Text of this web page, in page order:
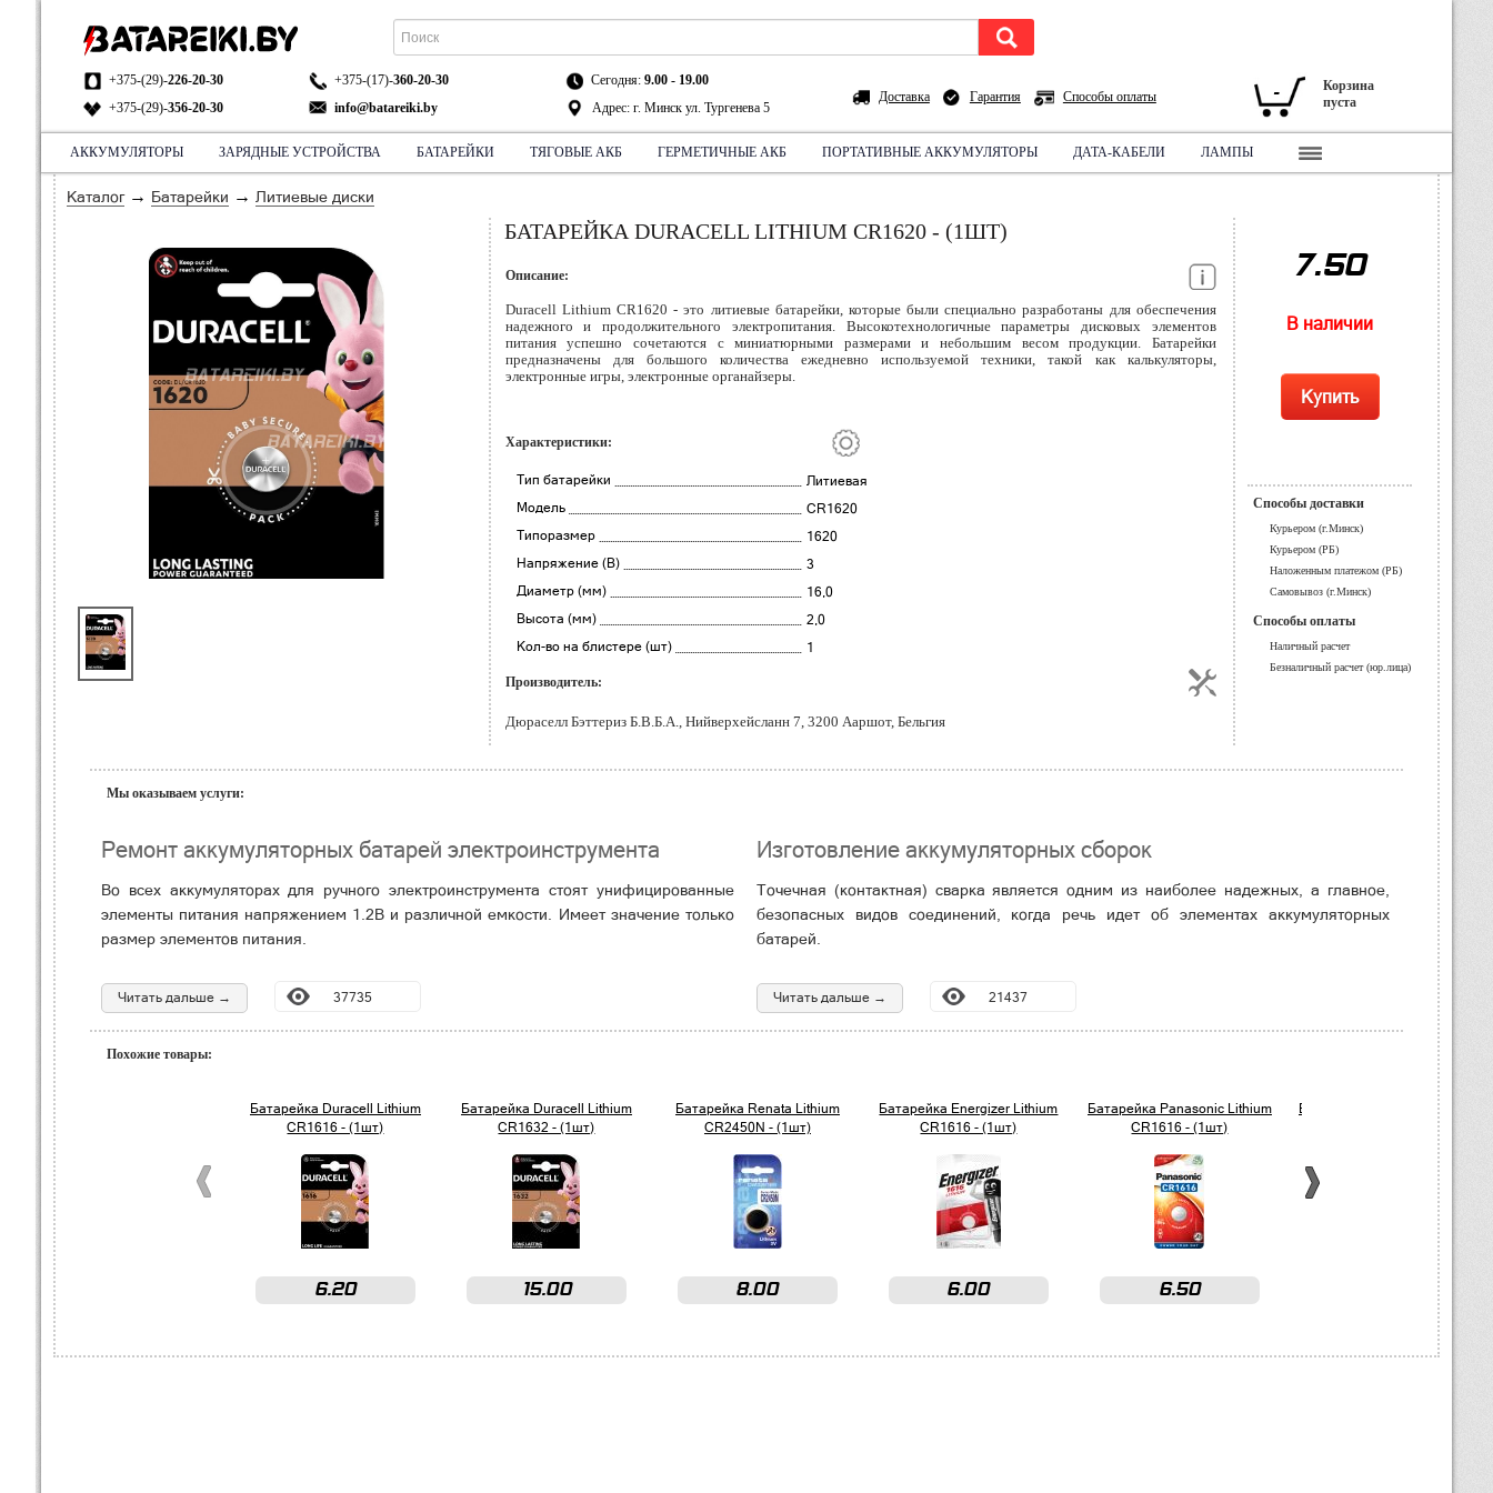
+375-(29)-226-20-30
+375-(29)-356-20-30
+375-(17)-360-20-30
info@batareiki.by
Сегодня:9.00 - 19.00
Адрес: г. Минск ул. Тургенева 5
Доставка Гарантия Способы оплаты -
Корзина
пуста
АДРЕС:
НА КАРТЕ
СХЕМА ПРОЕЗДА: СХЕМА ПРОЕЗДА:
АККУМУЛЯТОРЫ ЗАРЯДНЫЕ УСТРОЙСТВА БАТАРЕЙКИ ТЯГОВЫЕ АКБ ГЕРМЕТИЧНЫЕ АКБ ПОРТАТИВНЫЕ АККУМУЛЯТОРЫ ДАТА-КАБЕЛИ ЛАМПЫ
Каталог→ Батарейки → Литиевые диски
БАТАРЕЙКА DURACELL LITHIUM CR1620 - (1ШТ)
Описание:
Duracell Lithium CR1620 - это литиевые батарейки, которые были специально разработаны для обеспечения
надежного и продолжительного электропитания. Высокотехнологичные параметры дисковых элементов
питания успешно сочетаются с миниатюрными размерами и небольшим весом продукции. Батарейки
предназначены для большого количества ежедневно используемой техники, такой как калькуляторы,
электронные игры, электронные органайзеры.
Характеристики:
Тип батарейки
Литиевая
Модель
CR1620
Типоразмер
1620
Напряжение (В)
3
Диаметр (мм)
16,0
Высота (мм)
2,0
Кол-во на блистере (шт)
1
Производитель:
Дюраселл Бэттериз Б.В.Б.А., Нийверхейсланн 7, 3200 Ааршот, Бельгия
7.50
В наличии
Купить
Способы доставки
Курьером (г.Минск)
Курьером (РБ)
Наложенным платежом (РБ)
Самовывоз (г.Минск)
Способы оплаты
Наличный расчет
Безналичный расчет (юр.лица)
Мы оказываем услуги:
Ремонт аккумуляторных батарей электроинструмента
Во всех аккумуляторах для ручного электроинструмента стоят унифицированные
элементы питания напряжением 1.2В и различной емкости. Имеет значение только
размер элементов питания.
Читать дальше → 37735
Изготовление аккумуляторных сборок
Точечная (контактная) сварка является одним из наиболее надежных, а главное,
безопасных видов соединений, когда речь идет об элементах аккумуляторных
батарей.
Читать дальше → 21437
Похожие товары:
Батарейка Duracell Lithium
CR1616 - (1шт)
6.20
Батарейка Duracell Lithium
CR1632 - (1шт)
15.00
Батарейка Renata Lithium
CR2450N - (1шт)
8.00
Батарейка Energizer Lithium
CR1616 - (1шт)
6.00
Батарейка Panasonic Lithium
CR1616 - (1шт)
6.50
Батарейка Panasonic Lithium
CR2025 - (1шт)